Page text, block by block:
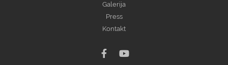
Galerija
Press
Kontakt